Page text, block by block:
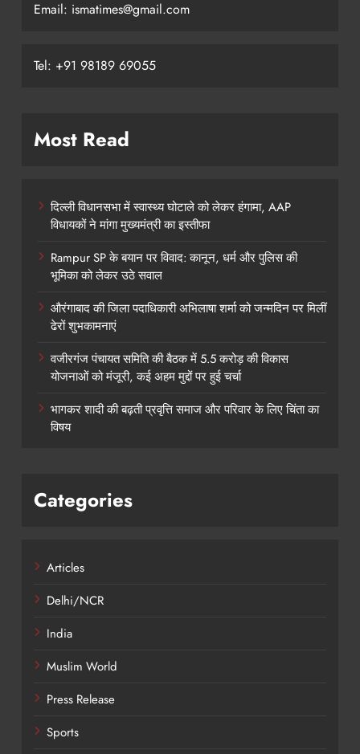
Email: ismatimes@gmail.com
Tel: +91 98189 69055
Most Read
दिल्ली विधानसभा में स्वास्थ्य घोटाले को लेकर हंगामा, AAP
विधायकों ने मांगा मुख्यमंत्री का इस्तीफा
Rampur SP के बयान पर विवाद: कानून, धर्म और पुलिस की
भूमिका को लेकर उठे सवाल
औरंगाबाद की जिला पदाधिकारी अभिलाषा शर्मा को जन्मदिन पर मिलीं
ढेरों शुभकामनाएं
वजीरगंज पंचायत समिति की बैठक में 5.5 करोड़ की विकास
योजनाओं को मंजूरी, कई अहम मुद्दों पर हुई चर्चा
भागकर शादी की बढ़ती प्रवृत्ति समाज और परिवार के लिए चिंता का
विषय
Categories
Articles
Delhi/NCR
India
Muslim World
Press Release
Sports